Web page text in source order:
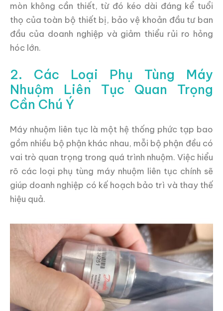
mòn không cần thiết, từ đó kéo dài đáng kể tuổi
thọ của toàn bộ thiết bị, bảo vệ khoản đầu tư ban
đầu của doanh nghiệp và giảm thiểu rủi ro hỏng
hóc lớn.
2. Các Loại Phụ Tùng Máy
Nhuộm Liên Tục Quan Trọng
Cần Chú Ý
Máy nhuộm liên tục là một hệ thống phức tạp bao
gồm nhiều bộ phận khác nhau, mỗi bộ phận đều có
vai trò quan trọng trong quá trình nhuộm. Việc hiểu
rõ các loại phụ tùng máy nhuộm liên tục chính sẽ
giúp doanh nghiệp có kế hoạch bảo trì và thay thế
hiệu quả.